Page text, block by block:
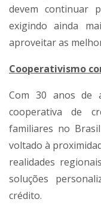
devem continuar
exigindo ainda
aproveitar as
Cooperativismo
Com 30 anos de
cooperativa de
familiares no
voltado à
realidades
soluções
crédito.